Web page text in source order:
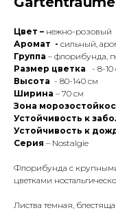
Цвет – нежно-розовый
Аромат - сильный,
Группа – флорибунда,
Размер цветка
- 8-10
Высота - 80-140 см
Ширина – 70 см
Зона
Устойчивость к
Устойчивость к
Серия – Nostalgie
Флорибунда с
цветками
Листва темная,